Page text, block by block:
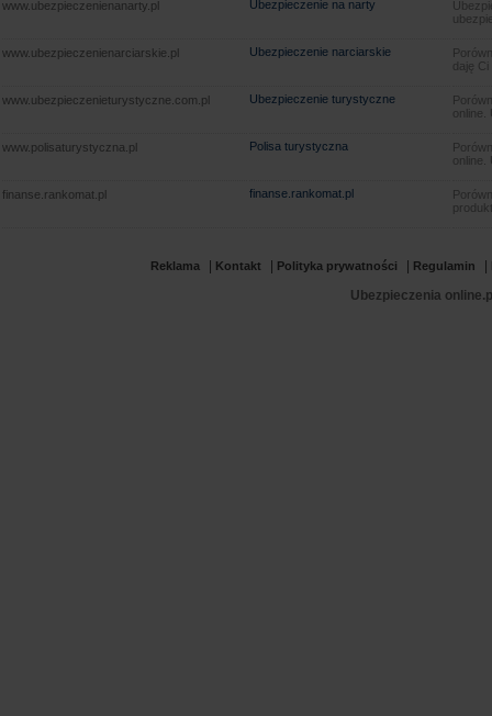
www.ubezpieczenienanarty.pl Ubezpieczenie na narty
www.ubezpieczenienarciarskie.pl Ubezpieczenie narciarskie
daję
www.ubezpieczenieturystyczne.com.pl Ubezpieczenie turystyczne
www.polisaturystyczna.pl Polisa turystyczna
finanse.rankomat.pl finanse.rankomat.pl
Reklama Kontakt Polityka prywatności Regulamin
Ubezpieczenia